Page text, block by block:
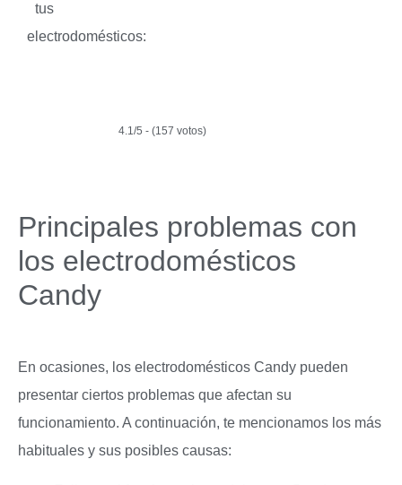
tus
electrodomésticos:
4.1/5 - (157 votos)
Principales problemas con
los electrodomésticos
Candy
En ocasiones, los electrodomésticos Candy pueden
presentar ciertos problemas que afectan su
funcionamiento. A continuación, te mencionamos los más
habituales y sus posibles causas: